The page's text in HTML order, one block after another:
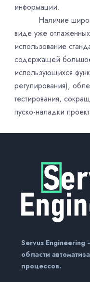
информации.
Наличие широко
виде уже
использование
содержащей
использующихся
регулирования),
тестирования,
пуско-наладки
Servus
области
процессов.